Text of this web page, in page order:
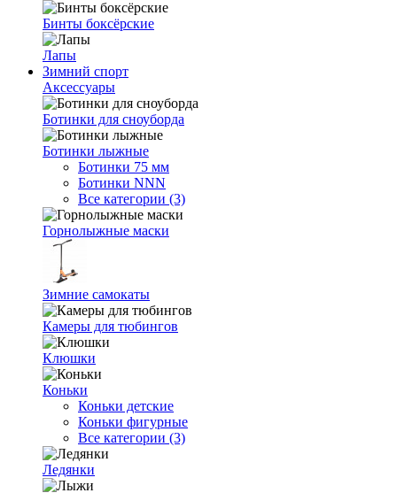
Бинты боксёрские
Лапы
Зимний спорт
Аксессуары
Ботинки для сноуборда
Ботинки лыжные
Ботинки 75 мм
Ботинки NNN
Все категории (3)
Горнолыжные маски
Зимние самокаты
Камеры для тюбингов
Клюшки
Коньки
Коньки детские
Коньки фигурные
Все категории (3)
Ледянки